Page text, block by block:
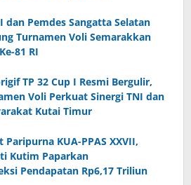
dan Pemdes Sangatta Selatan
Turnamen Voli Semarakkan
81 RI
TP 32 Cup I Resmi Bergulir,
Voli Perkuat Sinergi TNI dan
Kutai Timur
Paripurna KUA-PPAS XXVII,
Kutim Paparkan
Pendapatan Rp6,17 Triliun